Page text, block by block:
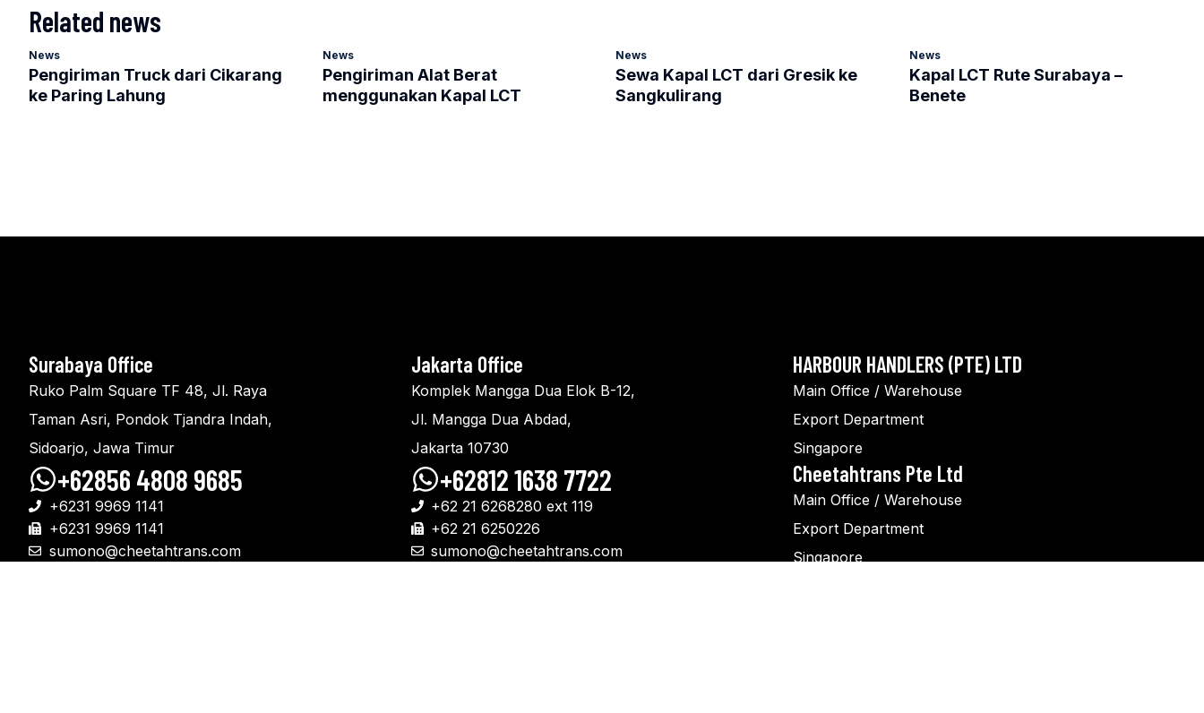
Related news
News
Pengiriman Truck dari Cikarang
ke Paring Lahung
News
Pengiriman Alat Berat
menggunakan Kapal LCT
News
Sewa Kapal LCT dari Gresik ke
Sangkulirang
News
Kapal LCT Rute Surabaya –
Benete
Surabaya Office
Ruko Palm Square TF 48, Jl. Raya
Taman Asri, Pondok Tjandra Indah,
Sidoarjo, Jawa Timur
+62856 4808 9685
+6231 9969 1141
+6231 9969 1141
sumono@cheetahtrans.com
Jakarta Office
Komplek Mangga Dua Elok B-12,
Jl. Mangga Dua Abdad,
Jakarta 10730
+62812 1638 7722
+62 21 6268280 ext 119
+62 21 6250226
sumono@cheetahtrans.com
HARBOUR HANDLERS (PTE) LTD
Main Office / Warehouse
Export Department
Singapore
Cheetahtrans Pte Ltd
Main Office / Warehouse
Export Department
Singapore